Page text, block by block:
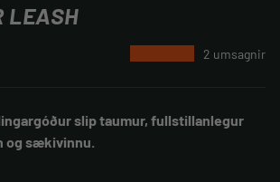
LEASH
2 umsagnir
slip taumur, fullstillanlegur
og sækivinnu.